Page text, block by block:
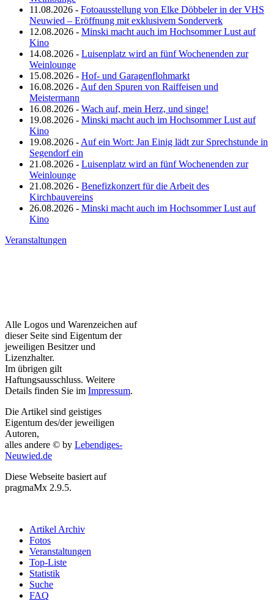
11.08.2026 - Fotoausstellung von Elke Döbbeler in der VHS
Neuwied – Eröffnung mit exklusivem Sonderverk
12.08.2026 - Minski macht auch im Hochsommer Lust auf
Kino
14.08.2026 - Luisenplatz wird an fünf Wochenenden zur
Weinlounge
15.08.2026 - Hof- und Garagenflohmarkt
16.08.2026 - Auf den Spuren von Raiffeisen und
Meistermann
16.08.2026 - Wach auf, mein Herz, und singe!
19.08.2026 - Minski macht auch im Hochsommer Lust auf
Kino
19.08.2026 - Auf ein Wort: Jan Einig lädt zur Sprechstunde in
Segendorf ein
21.08.2026 - Luisenplatz wird an fünf Wochenenden zur
Weinlounge
21.08.2026 - Benefizkonzert für die Arbeit des
Kirchbauvereins
26.08.2026 - Minski macht auch im Hochsommer Lust auf
Kino
Veranstaltungen
Alle Logos und Warenzeichen auf
dieser Seite sind Eigentum der
jeweiligen Besitzer und
Lizenzhalter.
Im übrigen gilt
Haftungsausschluss. Weitere
Details finden Sie im Impressum.
Die Artikel sind geistiges
Eigentum des/der jeweiligen
Autoren,
alles andere © by Lebendiges-
Neuwied.de
Diese Webseite basiert auf
pragmaMx 2.9.5.
Artikel Archiv
Fotos
Veranstaltungen
Top-Liste
Statistik
Suche
FAQ